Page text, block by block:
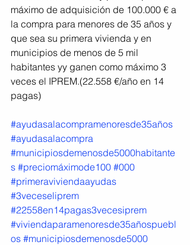
máximo de adquisición de 100.000 € a
la compra para menores de 35 años y
que sea su primera vivienda y en
municipios de menos de 5 mil
habitantes yy ganen como máximo 3
veces el IPREM.(22.558 €/año en 14
pagas)
#ayudasalacompramenoresde35años
#ayudasalacompra
#municipiosdemenosde5000habitante
s #preciomáximode100 #000
#primeraviviendaayudas
#3veceseliprem
#22558en14pagas3vecesiprem
#viviendaparamenoresde35añospuebl
os #municipiosdemenosde5000